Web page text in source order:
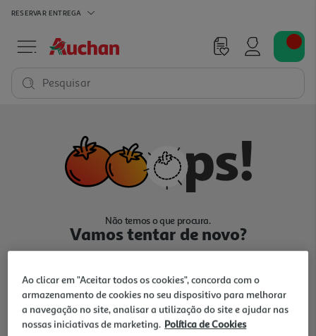
RESERVAR ENTREGA
Pesquisar
Não temos o que procura.
Vamos tentar de novo?
Ao clicar em "Aceitar todos os cookies", concorda com o
armazenamento de cookies no seu dispositivo para melhorar
a navegação no site, analisar a utilização do site e ajudar nas
nossas iniciativas de marketing. Política de Cookies